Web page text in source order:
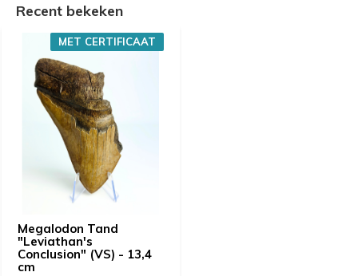
Recent bekeken
Megalodon Tand
"Leviathan's
Conclusion" (VS) - 13,4
cm
MET CERTIFICAAT